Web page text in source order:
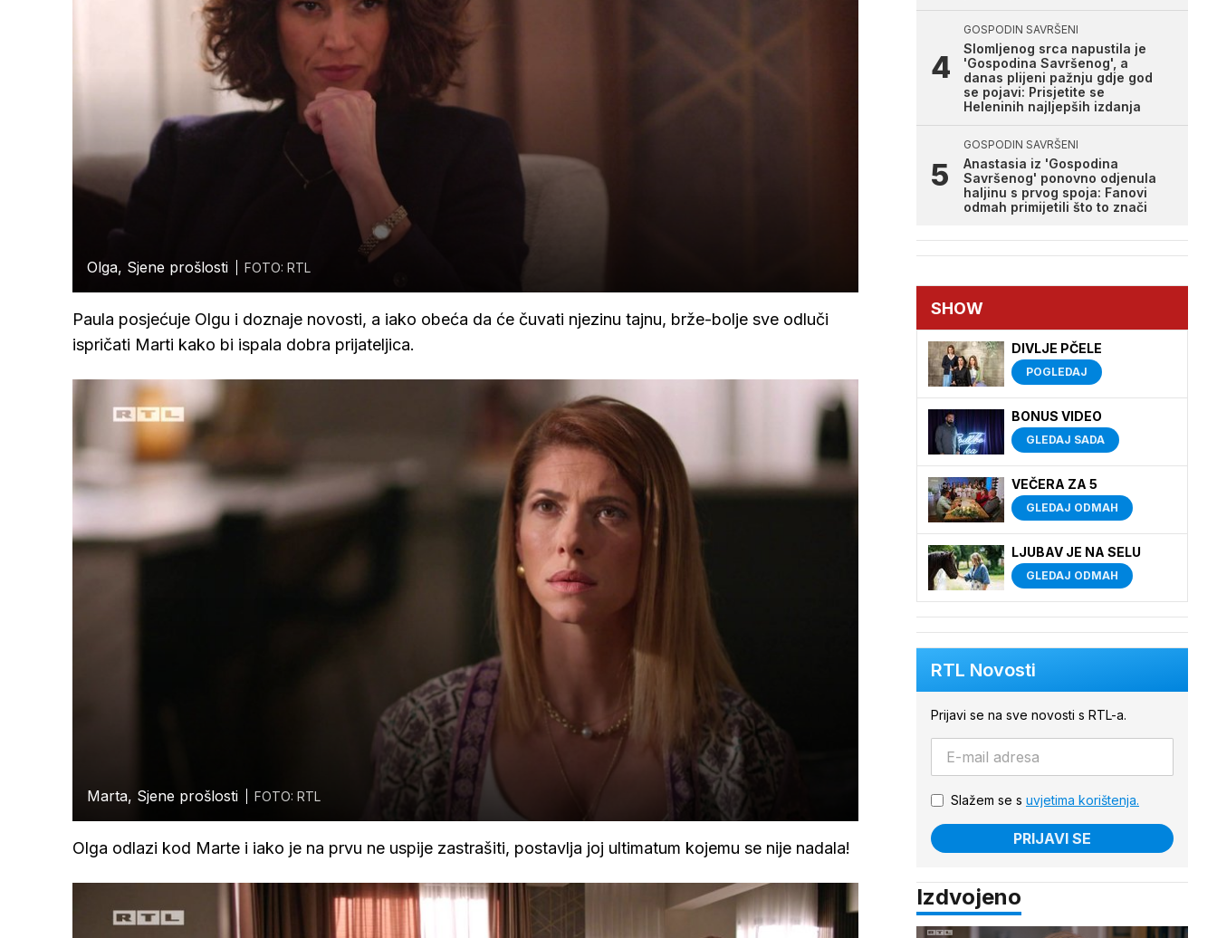
Olga, Sjene prošlosti FOTO: RTL
Paula posjećuje Olgu i doznaje novosti, a iako obeća da će čuvati njezinu tajnu, brže-bolje sve odluči
ispričati Marti kako bi ispala dobra prijateljica.
Marta, Sjene prošlosti FOTO: RTL
Olga odlazi kod Marte i iako je na prvu ne uspije zastrašiti, postavlja joj ultimatum kojemu se nije nadala!
GOSPODIN SAVRŠENI
Slomljenog srca napustila je
'Gospodina Savršenog', a
danas plijeni pažnju gdje god
se pojavi: Prisjetite se
Heleninih najljepših izdanja
GOSPODIN SAVRŠENI
Anastasia iz 'Gospodina
Savršenog' ponovno odjenula
haljinu s prvog spoja: Fanovi
odmah primijetili što to znači
SHOW
DIVLJE PČELE
POGLEDAJ
BONUS VIDEO
GLEDAJ SADA
VEČERA ZA 5
GLEDAJ ODMAH
LJUBAV JE NA SELU
GLEDAJ ODMAH
RTL Novosti
Prijavi se na sve novosti s RTL-a.
Slažem se s uvjetima korištenja.
PRIJAVI SE
Izdvojeno